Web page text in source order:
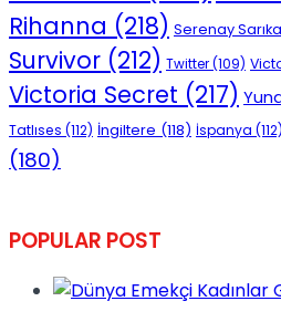
Rihanna (218) Serenay
Survivor (212) Twitter(109)
Victoria Secret (217)
Tatlıses (112) İngiltere (118) İspanya (112)
(180)
POPULAR POST